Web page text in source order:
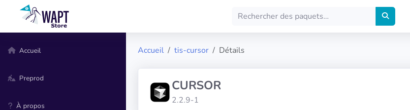
Accueil
Preprod
À propos
Accueil tis-cursor Détails
CURSOR
2.2.9-1